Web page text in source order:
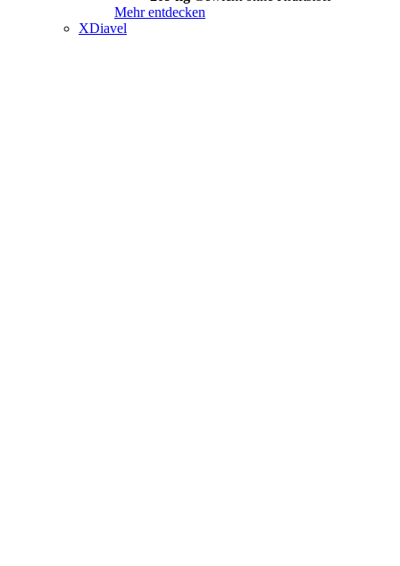
Mehr entdecken
XDiavel